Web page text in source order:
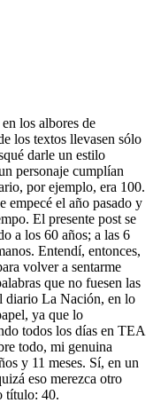
los albores de
los textos llevasen sólo
darle un estilo
personaje cumplían
por ejemplo, era 100.
empecé el año pasado y
El presente post se
a los 60 años; a las 6
Entendí, entonces,
volver a sentarme
que no fuesen las
diario La Nación, en lo
ya que lo
todos los días en TEA
todo, mi genuina
y 11 meses. Sí, en un
eso merezca otro
título: 40.